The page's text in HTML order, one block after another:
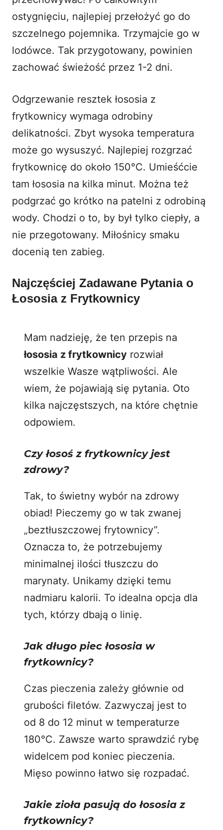
ostygnięciu, najlepiej przełożyć go do
szczelnego pojemnika. Trzymajcie go w
lodówce. Tak przygotowany, powinien
zachować świeżość przez 1-2 dni.
Odgrzewanie resztek łososia z
frytkownicy wymaga odrobiny
delikatności. Zbyt wysoka temperatura
może go wysuszyć. Najlepiej rozgrzać
frytkownicę do około 150°C. Umieśćcie
tam łososia na kilka minut. Można też
podgrzać go krótko na patelni z odrobiną
wody. Chodzi o to, by był tylko ciepły, a
nie przegotowany. Miłośnicy smaku
docenią ten zabieg.
Najczęściej Zadawane Pytania o
Łososia z Frytkownicy
Mam nadzieję, że ten przepis na
łososia z frytkownicy rozwiał
wszelkie Wasze wątpliwości. Ale
wiem, że pojawiają się pytania. Oto
kilka najczęstszych, na które chętnie
odpowiem.
Czy łosoś z frytkownicy jest
zdrowy?
Tak, to świetny wybór na zdrowy
obiad! Pieczemy go w tak zwanej
„beztłuszczowej frytownicy”.
Oznacza to, że potrzebujemy
minimalnej ilości tłuszczu do
marynaty. Unikamy dzięki temu
nadmiaru kalorii. To idealna opcja dla
tych, którzy dbają o linię.
Jak długo piec łososia w
frytkownicy?
Czas pieczenia zależy głównie od
grubości filetów. Zazwyczaj jest to
od 8 do 12 minut w temperaturze
180°C. Zawsze warto sprawdzić rybę
widelcem pod koniec pieczenia.
Mięso powinno łatwo się rozpadać.
Jakie zioła pasują do łososia z
frytkownicy?